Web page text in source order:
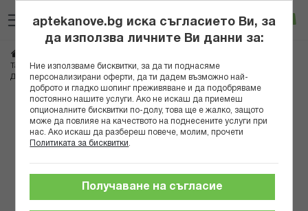
към
съдържанието
Вход
Таблетки и бонбони за смучене
Д-Р ВАЙС СТОПКАШЕЛ БИЛКОВИ ПАСТИЛИ Х 24
Преминете
края
галерията
изображенията
aptekanove.bg иска съгласието Ви, за
да използва личните Ви данни за:
Ние използваме бисквитки, за да ти поднасяме
персонализирани оферти, да ти дадем възможно най-
доброто и гладко шопинг преживяване и да подобряваме
постоянно нашите услуги. Ако не искаш да приемеш
опционалните бисквитки по-долу, това ще е жалко, защото
може да повлияе на качеството на поднесените услуги при
нас. Ако искаш да разбереш повече, молим, прочети
Политиката за бисквитки
Получаване на съгласие